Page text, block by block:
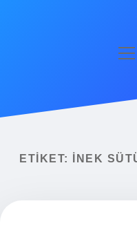
Yasal Uyarı
ETIKET: İNEK